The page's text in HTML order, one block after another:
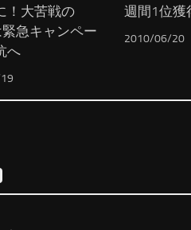
！大苦戦の
緊急キャンペー
へ
週間1位獲
2010/06/20